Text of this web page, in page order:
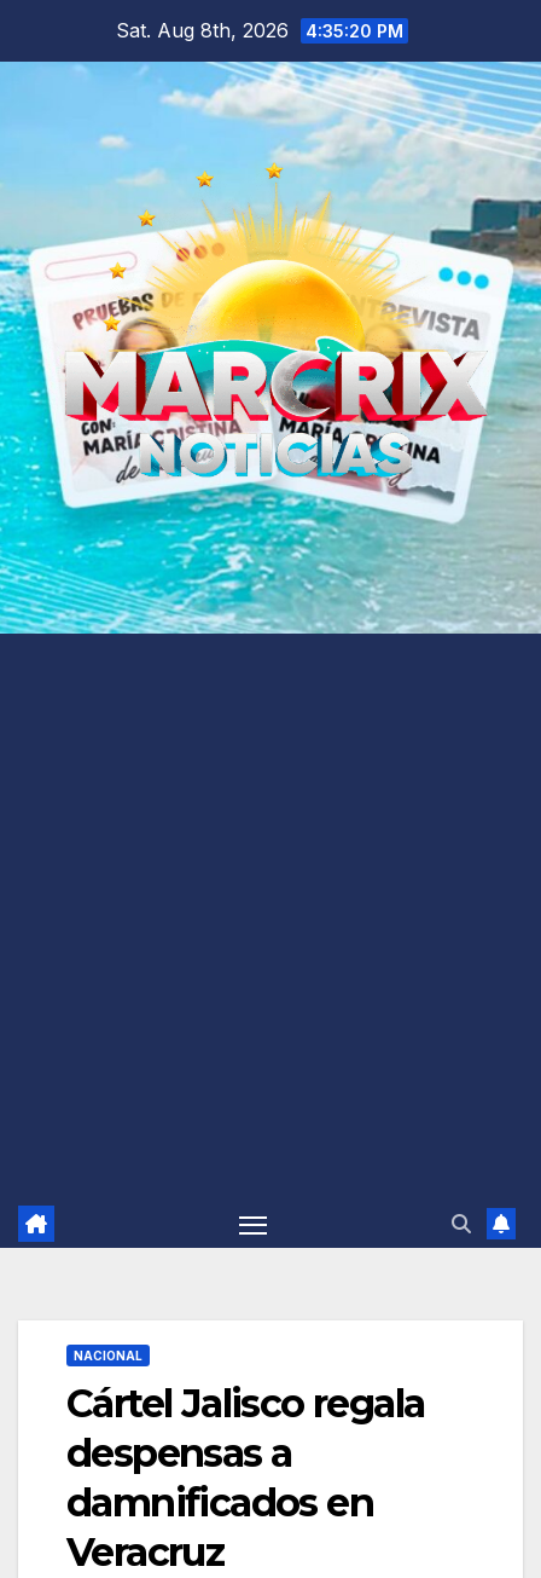
Sat. Aug 8th, 2026 4:35:21 PM
NACIONAL
Cártel Jalisco regala
despensas a
damnificados en
Veracruz